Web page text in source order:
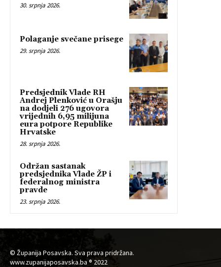
30. srpnja 2026.
Polaganje svečane prisege
29. srpnja 2026.
Predsjednik Vlade RH
Andrej Plenković u Orašju
na dodjeli 276 ugovora
vrijednih 6,95 milijuna
eura potpore Republike
Hrvatske
28. srpnja 2026.
Održan sastanak
predsjednika Vlade ŽP i
federalnog ministra
pravde
23. srpnja 2026.
© Županija Posavska. Sva prava pridržana.
www.zupanijaposavska.ba ® 2022